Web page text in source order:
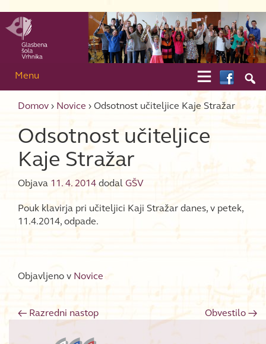

Menu 
Domov › Novice › Odsotnost učiteljice Kaje Stražar
Odsotnost učiteljice
Kaje Stražar
Objava 11. 4. 2014 dodal GŠV
Pouk klavirja pri učiteljici Kaji Stražar danes, v petek,
11.4.2014, odpade.
Objavljeno v Novice
Post navigation
← Razredni nastop Obvestilo →